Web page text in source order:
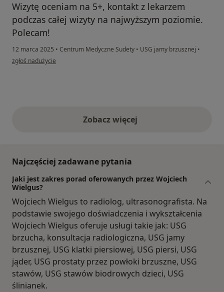
Wizytę oceniam na 5+, kontakt z lekarzem
podczas całej wizyty na najwyższym poziomie.
Polecam!
12 marca 2025 • Centrum Medyczne Sudety • USG jamy brzusznej •
w opinii użytkownika Piotr
zgłoś nadużycie
Zobacz więcejopinie powyżej
Najczęściej zadawane pytania
Jaki jest zakres porad oferowanych przez Wojciech
Wielgus?
Wojciech Wielgus to radiolog, ultrasonografista. Na
podstawie swojego doświadczenia i wykształcenia
Wojciech Wielgus oferuje usługi takie jak: USG
brzucha, konsultacja radiologiczna, USG jamy
brzusznej, USG klatki piersiowej, USG piersi, USG
jąder, USG prostaty przez powłoki brzuszne, USG
stawów, USG stawów biodrowych dzieci, USG
ślinianek.